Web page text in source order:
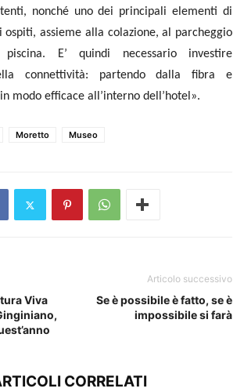
nonché uno dei principali elementi di
ospiti, assieme alla colazione, al parcheggio
E’ quindi necessario investire
connettività: partendo dalla fibra e
modo efficace all’interno dell’hotel».
Moretto Museo
Viva
Articolo successivo
Se è possibile è fatto, se è
impossibile si farà
CORRELATI